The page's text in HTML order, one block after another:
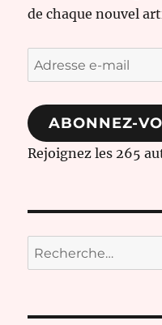
de chaque nouvel
Adresse
e-
mail
ABONNEZ-
Rejoignez les 265
Recherche
pour :